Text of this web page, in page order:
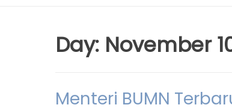
Day: November
Menteri BUMN